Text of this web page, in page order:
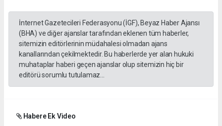
İnternet Gazetecileri Federasyonu (İGF), Beyaz Haber Ajansı
(BHA) ve diğer ajanslar tarafından eklenen tüm haberler,
sitemizin editörlerinin müdahalesi olmadan ajans
kanallarından çekilmektedir. Bu haberlerde yer alan hukuki
muhataplar haberi geçen ajanslar olup sitemizin hiç bir
editörü sorumlu tutulamaz...
Habere Ek Video